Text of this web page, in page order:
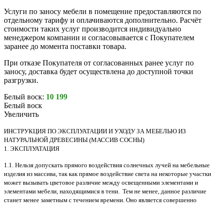
Услуги по заносу мебели в помещение предоставляются по
отдельному тарифу и оплачиваются дополнительно. Расчёт
стоимости таких услуг производится индивидуально
менеджером компании и согласовывается с Покупателем
заранее до момента поставки товара.
При отказе Покупателя от согласованных ранее услуг по
заносу, доставка будет осуществлена до доступной точки
разгрузки.
Белый воск: 10 199
Белый воск
Увеличить
ИНСТРУКЦИЯ ПО ЭКСПЛУАТАЦИИ И УХОДУ ЗА МЕБЕЛЬЮ ИЗ
НАТУРАЛЬНОЙ ДРЕВЕСИНЫ (МАССИВ СОСНЫ)
1. ЭКСПЛУАТАЦИЯ
1.1. Нельзя допускать прямого воздействия солнечных лучей на мебельные
изделия из массива, так как прямое воздействие света на некоторые участки
может вызывать цветовое различие между освещенными элементами и
элементами мебели, находящимися в тени. Тем не менее, данное различие
станет менее заметным с течением времени. Оно является совершенно